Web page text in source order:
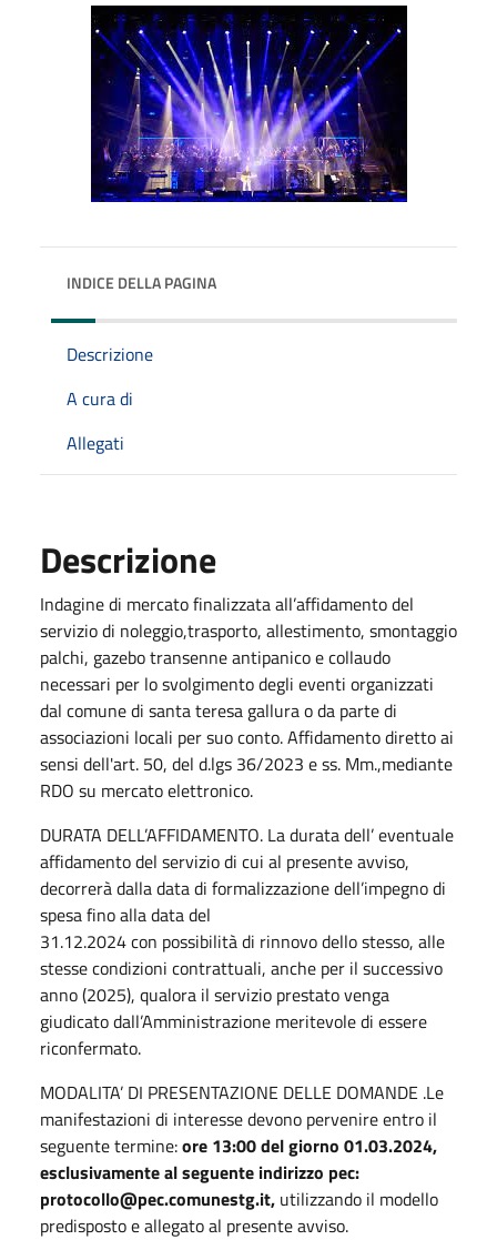
INDICE DELLA PAGINA
Descrizione
A cura di
Allegati
Descrizione
Indagine di mercato finalizzata all’affidamento del
servizio di noleggio,trasporto, allestimento, smontaggio
palchi, gazebo transenne antipanico e collaudo
necessari per lo svolgimento degli eventi organizzati
dal comune di santa teresa gallura o da parte di
associazioni locali per suo conto. Affidamento diretto ai
sensi dell'art. 50, del d.lgs 36/2023 e ss. Mm.,mediante
RDO su mercato elettronico.
DURATA DELL’AFFIDAMENTO. La durata dell’ eventuale
affidamento del servizio di cui al presente avviso,
decorrerà dalla data di formalizzazione dell’impegno di
spesa fino alla data del
31.12.2024 con possibilità di rinnovo dello stesso, alle
stesse condizioni contrattuali, anche per il successivo
anno (2025), qualora il servizio prestato venga
giudicato dall’Amministrazione meritevole di essere
riconfermato.
MODALITA’ DI PRESENTAZIONE DELLE DOMANDE .Le
manifestazioni di interesse devono pervenire entro il
seguente termine:ore 13:00 del giorno 01.03.2024,
esclusivamente al seguente indirizzo pec:
protocollo@pec.comunestg.it, utilizzando il modello
predisposto e allegato al presente avviso.